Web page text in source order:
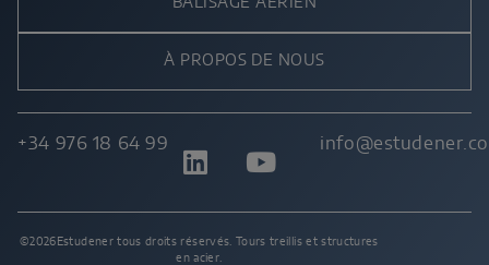
À PROPOS DE NOUS
+34 976 18 64 99
©2026Estudener tous droits réservés. Tours treillis et structures
en acier.